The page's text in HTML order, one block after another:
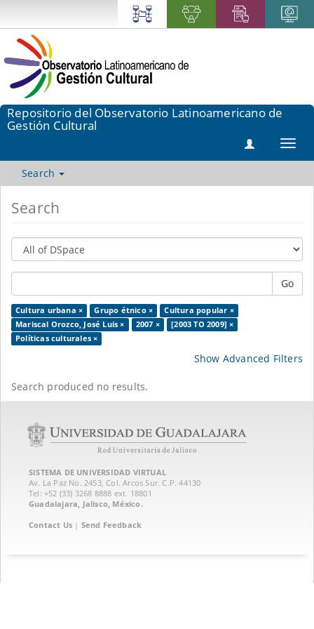
Repositorio del Observatorio Latinoamericano de
Gestión Cultural
Search
Search
Go
Cultura urbana × Grupo étnico ×
Cultura popular ×
Mariscal Orozco, José Luis ×
2007 ×
[2003 TO 2009] ×
Políticas culturales ×
Show Advanced Filters
Search produced no results.
SISTEMA DE UNIVERSIDAD VIRTUAL
Av. La Paz No. 2453, Col. Arcos Sur. C.P. 44130
Tel: +52 (33) 3268 8888‏ ext. 18801
Guadalajara, Jalisco, México.
Contact Us | Send Feedback